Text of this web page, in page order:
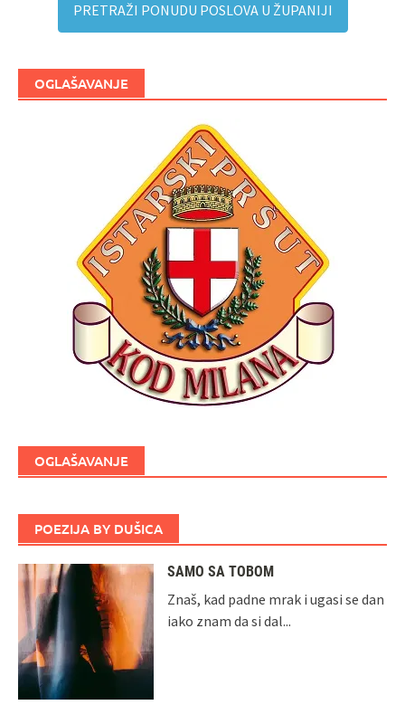
PRETRAŽI PONUDU POSLOVA U ŽUPANIJI
OGLAŠAVANJE
OGLAŠAVANJE
POEZIJA BY DUŠICA
SAMO SA TOBOM
Znaš, kad padne mrak i ugasi se dan
iako znam da si dal...